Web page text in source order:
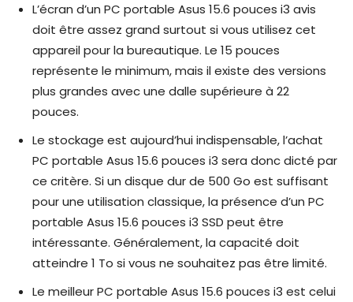
L’écran d’un PC portable Asus 15.6 pouces i3 avis
doit être assez grand surtout si vous utilisez cet
appareil pour la bureautique. Le 15 pouces
représente le minimum, mais il existe des versions
plus grandes avec une dalle supérieure à 22
pouces.
Le stockage est aujourd’hui indispensable, l’achat
PC portable Asus 15.6 pouces i3 sera donc dicté par
ce critère. Si un disque dur de 500 Go est suffisant
pour une utilisation classique, la présence d’un PC
portable Asus 15.6 pouces i3 SSD peut être
intéressante. Généralement, la capacité doit
atteindre 1 To si vous ne souhaitez pas être limité.
Le meilleur PC portable Asus 15.6 pouces i3 est celui